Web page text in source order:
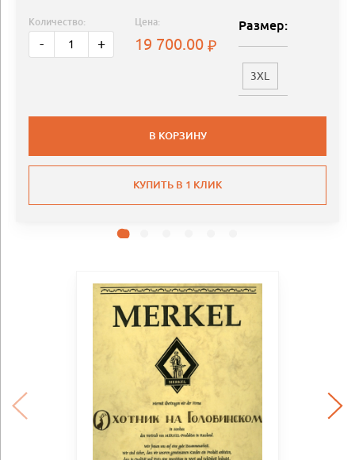
Количество:
- +
Цена:
19 700.00
Размер:
3XL
В КОРЗИНУ
КУПИТЬ В 1 КЛИК